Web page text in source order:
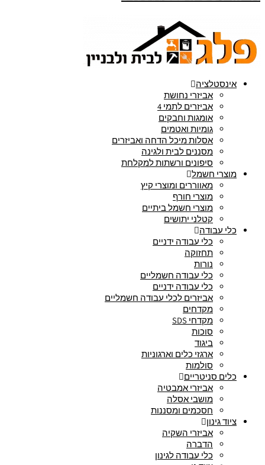
אינסטלציה
אביזרי נחושת
אביזרים לתמי 4
אומגות וחבקים
גומיות ואטמים
אסלות מיכל הדחה ואביזרים
מסננים לבית ולגינה
סיפונים ורשתות למקלחת
מוצרי חשמל
מאווררים ומוצרי קיץ
מוצרי חורף
מוצרי חשמל ביתיים
קטלני יתושים
כלי עבודה
כלי עבודה ידניים
תחזוקה
נורות
כלי עבודה חשמליים
כלי עבודה ידניים
אביזרים לכלי עבודה חשמליים
מקדחים
מקדחי SDS
סוכות
ביגוד
ארגזי כלים וארגוניות
סולמות
כלים סניטריים
אביזרי אמבטיה
מושבי אסלה
חסכמים ומסננות
ציוד גינון
אביזרי השקיה
הדברה
כלי עבודה לגינון